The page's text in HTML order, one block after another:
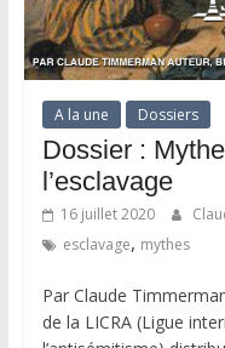
A la une Dossiers
Dossier :
l’esclavage
16 juillet 2020
esclavage, mythes
Par Claude
de la LICRA (Ligue